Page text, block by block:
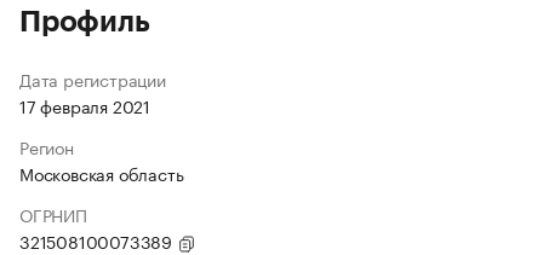
Профиль
Дата регистрации
17 февраля 2021
Регион
Московская область
ОГРНИП
321508100073389